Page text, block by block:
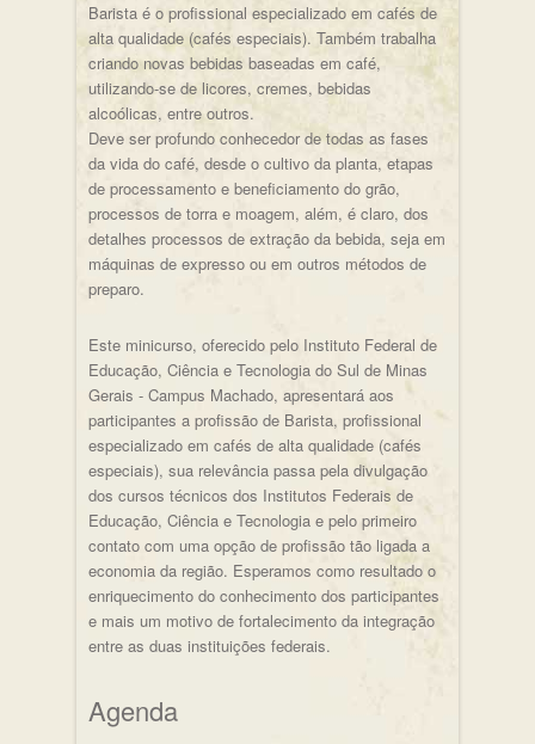
Barista é o profissional especializado em cafés de
alta qualidade (cafés especiais). Também trabalha
criando novas bebidas baseadas em café,
utilizando-se de licores, cremes, bebidas
alcoólicas, entre outros.
Deve ser profundo conhecedor de todas as fases
da vida do café, desde o cultivo da planta, etapas
de processamento e beneficiamento do grão,
processos de torra e moagem, além, é claro, dos
detalhes processos de extração da bebida, seja em
máquinas de expresso ou em outros métodos de
preparo.
Este minicurso, oferecido pelo Instituto Federal de
Educação, Ciência e Tecnologia do Sul de Minas
Gerais - Campus Machado, apresentará aos
participantes a profissão de Barista, profissional
especializado em cafés de alta qualidade (cafés
especiais), sua relevância passa pela divulgação
dos cursos técnicos dos Institutos Federais de
Educação, Ciência e Tecnologia e pelo primeiro
contato com uma opção de profissão tão ligada a
economia da região. Esperamos como resultado o
enriquecimento do conhecimento dos participantes
e mais um motivo de fortalecimento da integração
entre as duas instituições federais.
Agenda